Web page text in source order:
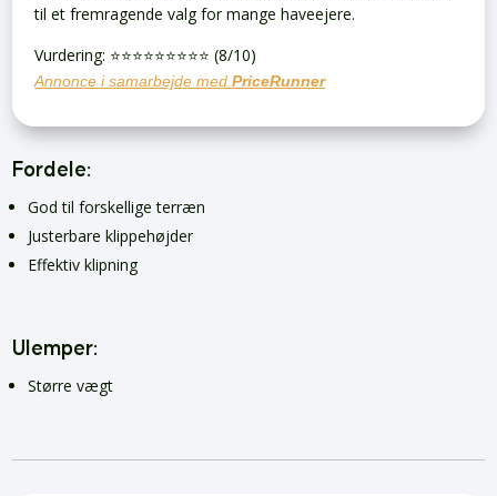
til et fremragende valg for mange haveejere.
Vurdering: ⭐️⭐️⭐️⭐️⭐️⭐️⭐️⭐️⭐️ (8/10)
Annonce i samarbejde medPriceRunner
Fordele:
God til forskellige terræn
Justerbare klippehøjder
Effektiv klipning
Ulemper:
Større vægt